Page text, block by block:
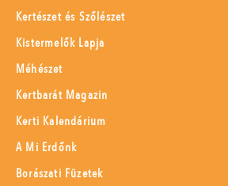
Kertészet és Szőlészet
Kistermelők Lapja
Méhészet
Kertbarát Magazin
Kerti Kalendárium
A Mi Erdőnk
Borászati Füzetek